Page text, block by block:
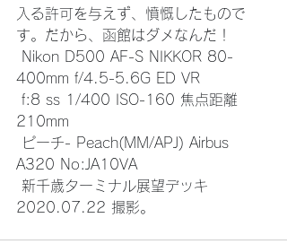
入る許可を与えず、憤慨したもので
す。だから、函館はダメなんだ！
400mm f/4.5-5.6G ED VR
210mm
A320 No:JA10VA
2020.07.22 撮影。